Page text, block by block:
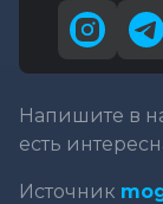
Напишите в
есть
Источник